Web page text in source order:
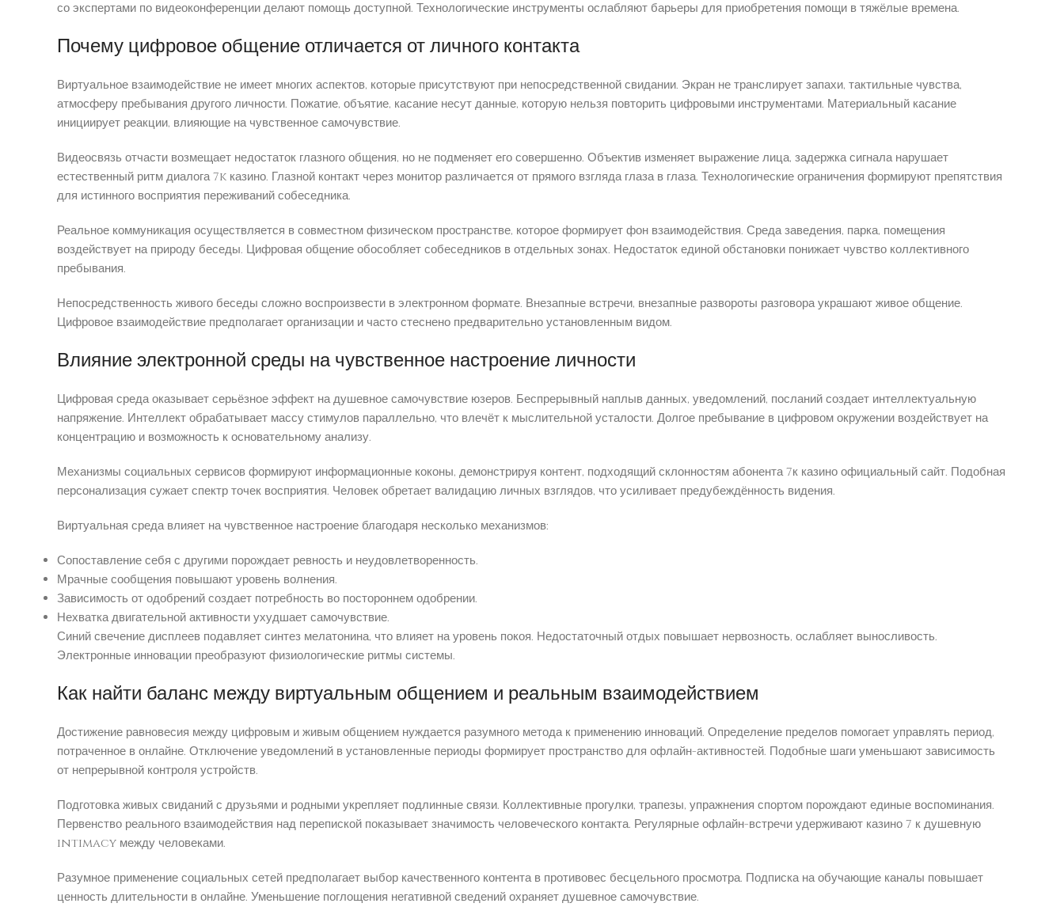
со экспертами по видеоконференции делают помощь доступной. Технологические инструменты ослабляют барьеры для приобретения помощи в тяжёлые времена.
Почему цифровое общение отличается от личного контакта
Виртуальное взаимодействие не имеет многих аспектов, которые присутствуют при непосредственной свидании. Экран не транслирует запахи, тактильные чувства,
атмосферу пребывания другого личности. Пожатие, объятие, касание несут данные, которую нельзя повторить цифровыми инструментами. Материальный касание
инициирует реакции, влияющие на чувственное самочувствие.
Видеосвязь отчасти возмещает недостаток глазного общения, но не подменяет его совершенно. Объектив изменяет выражение лица, задержка сигнала нарушает
естественный ритм диалога 7k казино. Глазной контакт через монитор различается от прямого взгляда глаза в глаза. Технологические ограничения формируют препятствия
для истинного восприятия переживаний собеседника.
Реальное коммуникация осуществляется в совместном физическом пространстве, которое формирует фон взаимодействия. Среда заведения, парка, помещения
воздействует на природу беседы. Цифровая общение обособляет собеседников в отдельных зонах. Недостаток единой обстановки понижает чувство коллективного
пребывания.
Непосредственность живого беседы сложно воспроизвести в электронном формате. Внезапные встречи, внезапные развороты разговора украшают живое общение.
Цифровое взаимодействие предполагает организации и часто стеснено предварительно установленным видом.
Влияние электронной среды на чувственное настроение личности
Цифровая среда оказывает серьёзное эффект на душевное самочувствие юзеров. Беспрерывный наплыв данных, уведомлений, посланий создает интеллектуальную
напряжение. Интеллект обрабатывает массу стимулов параллельно, что влечёт к мыслительной усталости. Долгое пребывание в цифровом окружении воздействует на
концентрацию и возможность к основательному анализу.
Механизмы социальных сервисов формируют информационные коконы, демонстрируя контент, подходящий склонностям абонента 7к казино официальный сайт. Подобная
персонализация сужает спектр точек восприятия. Человек обретает валидацию личных взглядов, что усиливает предубеждённость видения.
Виртуальная среда влияет на чувственное настроение благодаря несколько механизмов:
Сопоставление себя с другими порождает ревность и неудовлетворенность.
Мрачные сообщения повышают уровень волнения.
Зависимость от одобрений создает потребность во постороннем одобрении.
Нехватка двигательной активности ухудшает самочувствие.
Синий свечение дисплеев подавляет синтез мелатонина, что влияет на уровень покоя. Недостаточный отдых повышает нервозность, ослабляет выносливость.
Электронные инновации преобразуют физиологические ритмы системы.
Как найти баланс между виртуальным общением и реальным взаимодействием
Достижение равновесия между цифровым и живым общением нуждается разумного метода к применению инноваций. Определение пределов помогает управлять период,
потраченное в онлайне. Отключение уведомлений в установленные периоды формирует пространство для офлайн-активностей. Подобные шаги уменьшают зависимость
от непрерывной контроля устройств.
Подготовка живых свиданий с друзьями и родными укрепляет подлинные связи. Коллективные прогулки, трапезы, упражнения спортом порождают единые воспоминания.
Первенство реального взаимодействия над перепиской показывает значимость человеческого контакта. Регулярные офлайн-встречи удерживают казино 7 к душевную
intimacy между человеками.
Разумное применение социальных сетей предполагает выбор качественного контента в противовес бесцельного просмотра. Подписка на обучающие каналы повышает
ценность длительности в онлайне. Уменьшение поглощения негативной сведений охраняет душевное самочувствие.